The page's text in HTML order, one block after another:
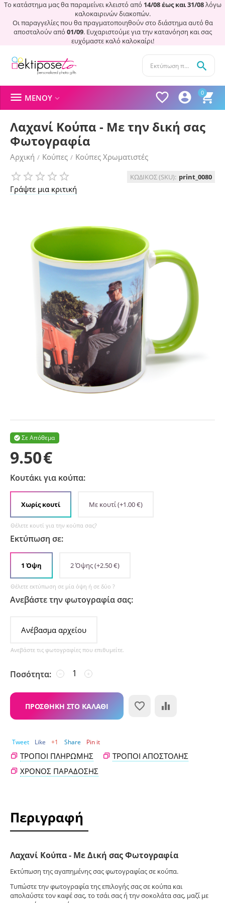
Το κατάστημα μας θα παραμείνει κλειστό από 14/08 έως και 31/08λόγω
καλοκαιρινών διακοπών.
Οι παραγγελίες που θα πραγματοποιηθούν στο διάστημα αυτό θα
αποσταλούν από 01/09. Ευχαριστούμε για την κατανόηση και σας
ευχόμαστε καλό καλοκαίρι!
0




 ΜΕΝΟΎ 
Λαχανί Κούπα - Με την δική σας
Φωτογραφία
Αρχική / Κούπες / Κούπες Χρωματιστές
Γράψτε μια κριτική
ΚΩΔΙΚΟΣ (SKU): print_0080
Σε Απόθεμα

9.50€
Κουτάκι για κούπα:
Χωρίς κουτί Με κουτί(+1.00€)
Θέλετε κουτί για την κούπα σας?
Εκτύπωση σε:
1 Όψη 2 Όψης(+2.50€)
Θέλετε εκτύπωση σε μία όψη ή σε δύο ?
Ανεβάστε την φωτογραφία σας:
Ανέβασμα αρχείου
Ανεβάστε τις φωτογραφίες που επιθυμείτε.
Ποσότητα: +
−
ΠΡΟΣΘΉΚΗ ΣΤΟ ΚΑΛΆΘΙ
Tweet Like +1 Share Pin it
ΤΡΌΠΟΙ ΠΛΗΡΩΜΉΣ
ΤΡΌΠΟΙ ΑΠΟΣΤΟΛΉΣ
ΧΡΌΝΟΣ ΠΑΡΆΔΟΣΗΣ
Περιγραφή
Λαχανί Κούπα - Με Δική σας Φωτογραφία
Εκτύπωση της αγαπημένης σας φωτογραφίας σε κούπα.
Tυπώστε την φωτογραφία της επιλογής σας σε κούπα και
απολαύστε τον καφέ σας, το τσάι σας ή την σοκολάτα σας, μαζί με